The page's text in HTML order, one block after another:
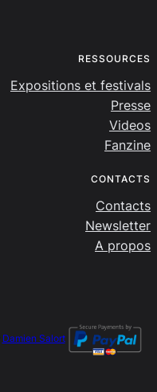
RESSOURCES
Expositions et festivals
Presse
Videos
Fanzine
CONTACTS
Contacts
Newsletter
A propos
Damien Salort